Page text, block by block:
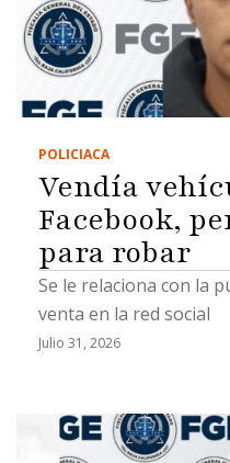
POLICIACA
Vendía
Facebook,
para robar
Se le relaciona con la
venta en la red social
Julio 31, 2026